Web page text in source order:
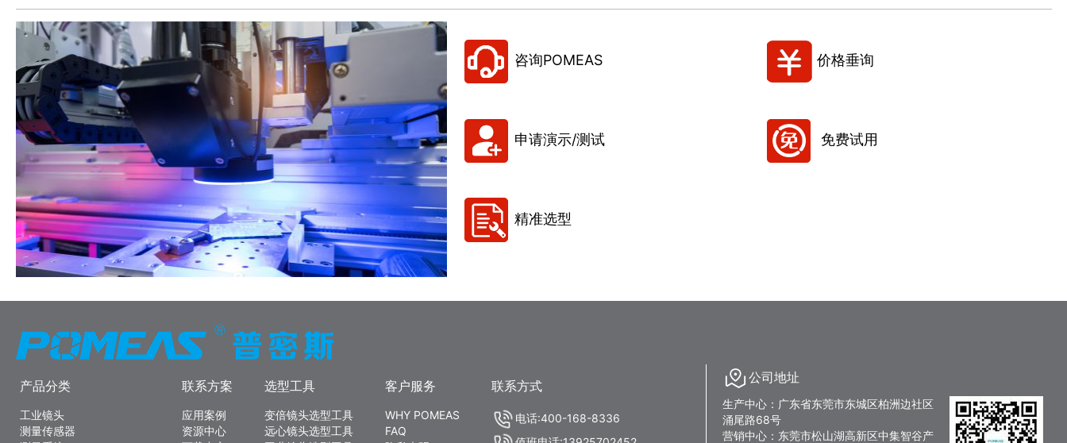
咨询POMEAS 价格垂询
申请演示/测试 免费试用
精准选型
产品分类
工业镜头
测量传感器
联系方案
应用案例
资源中心
选型工具
变倍镜头选型工具
远心镜头选型工具
客户服务
WHY POMEAS
FAQ
联系方式
电话:400-168-8336
公司地址
生产中心：广东省东莞市东城区柏洲边社区
涌尾路68号
营销中心：东莞市松山湖高新区中集智谷产